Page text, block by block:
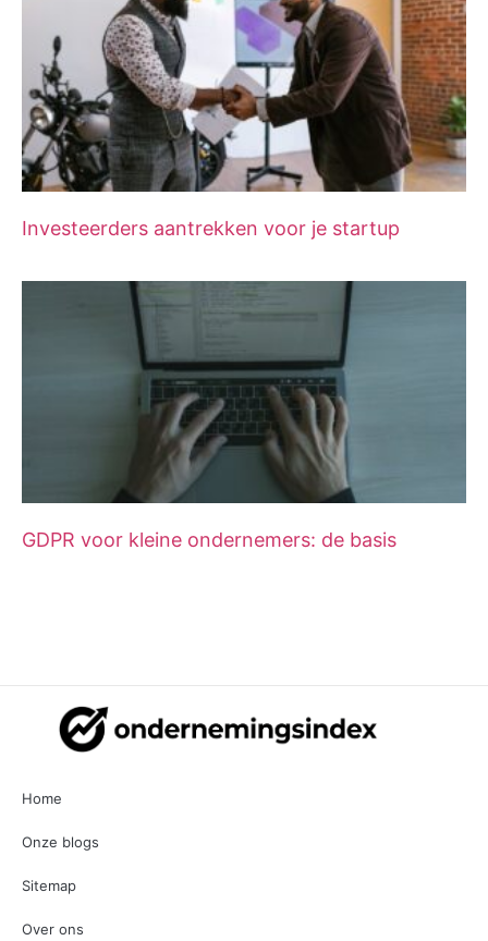
Investeerders aantrekken voor je startup
GDPR voor kleine ondernemers: de basis
Home
Onze blogs
Sitemap
Over ons